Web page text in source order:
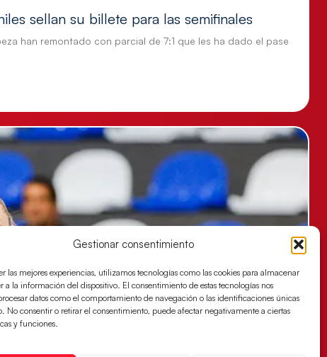
Gestionar consentimiento
las mejores experiencias, utilizamos tecnologías como las cookies para almacenar
a la información del dispositivo. El consentimiento de estas tecnologías nos
datos como el comportamiento de navegación o las identificaciones únicas
No consentir o retirar el consentimiento, puede afectar negativamente a ciertas
y funciones.
sellan su billete para las semifinales
han remontado con parcial de 7:1 que les ha dado el pase